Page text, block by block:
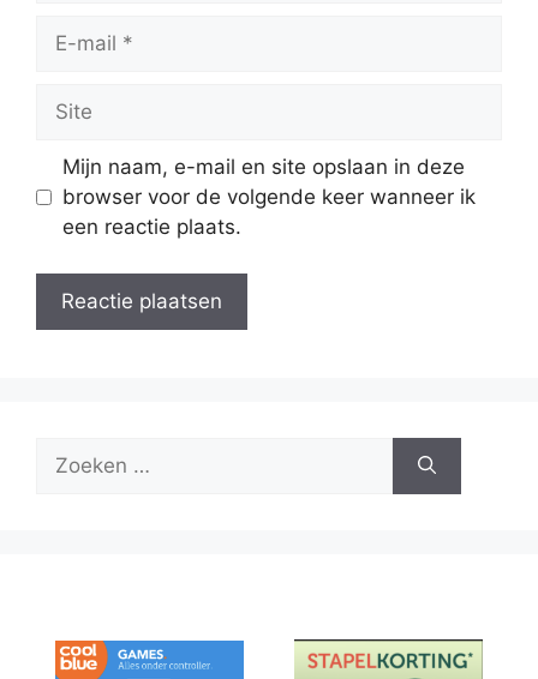
Site
Mijn naam, e-mail en site opslaan in deze
browser voor de volgende keer wanneer ik
een reactie plaats.
naar: